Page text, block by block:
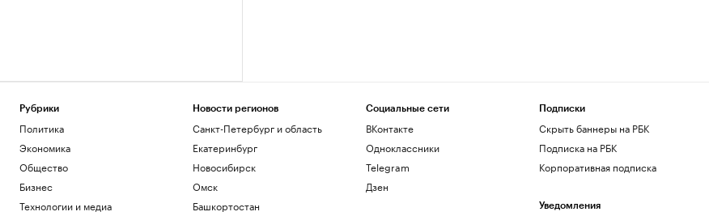
Рубрики
Политика
Экономика
Общество
Бизнес
Технологии и медиа
Новости регионов
Санкт-Петербург и область
Екатеринбург
Новосибирск
Омск
Башкортостан
Социальные сети
ВКонтакте
Одноклассники
Telegram
Дзен
Подписки
Скрыть баннеры на РБК
Подписка на РБК
Корпоративная подписка
Уведомления